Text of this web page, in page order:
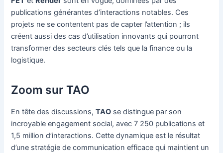
publications générantes d’interactions notables. Ces
projets ne se contentent pas de capter l’attention ; ils
créent aussi des cas d’utilisation innovants qui pourront
transformer des secteurs clés tels que la finance ou la
logistique.
Zoom sur TAO
En tête des discussions,TAO se distingue par son
incroyable engagement social, avec 7 250 publications et
1,5 million d’interactions. Cette dynamique est le résultat
d’une stratégie de communication efficace qui maintient un